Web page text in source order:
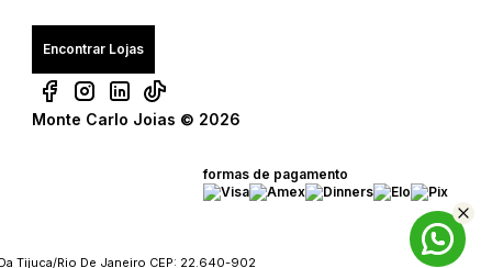
Encontrar Lojas
Monte Carlo Joias © 2026
formas de pagamento
Tijuca/Rio De Janeiro CEP: 22.640-902